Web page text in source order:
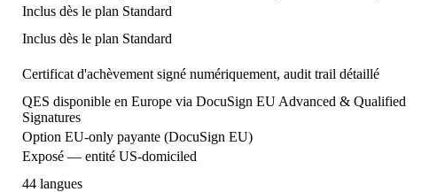
Inclus dès le plan Standard
Inclus dès le plan Standard
Certificat d'achèvement signé numériquement, audit trail détaillé
QES disponible en Europe via DocuSign EU Advanced & Qualified
Signatures
Option EU-only payante (DocuSign EU)
Exposé — entité US-domiciled
44 langues